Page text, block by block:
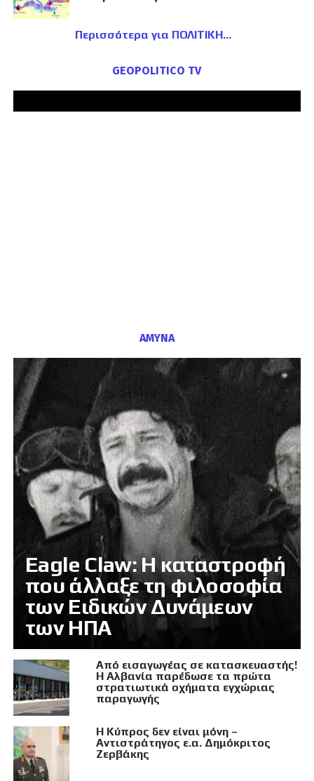
Περισσότερα για ΠΟΛΙΤΙΚΗ
GEOPOLITICO TV
ΑΜΥΝΑ
Eagle Claw: Η καταστροφή
που άλλαξε τη φιλοσοφία
των Ειδικών Δυνάμεων
των ΗΠΑ
Από εισαγωγέας σε κατασκευαστής!
Η Αλβανία παρέδωσε τα πρώτα
στρατιωτικά οχήματα εγχώριας
παραγωγής
Η Κύπρος δεν είναι μόνη –
Αντιστράτηγος ε.α. Δημόκριτος
Ζερβάκης